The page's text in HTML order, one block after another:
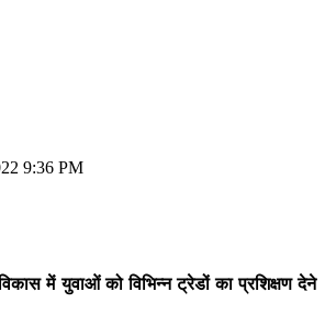
9:36 PM
में युवाओं को विभिन्न ट्रेडों का प्रशिक्षण देने